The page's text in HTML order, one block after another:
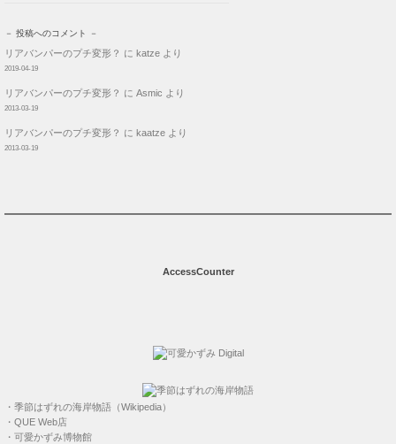
－ 投稿へのコメント －
リアバンパーのプチ変形？ に katze より
2019-04-19
リアバンパーのプチ変形？ に Asmic より
2013-03-19
リアバンパーのプチ変形？ に kaatze より
2013-03-19
AccessCounter
・ 季節はずれの海岸物語（Wikipedia）
・ QUE Web店
・ 可愛かずみ博物館